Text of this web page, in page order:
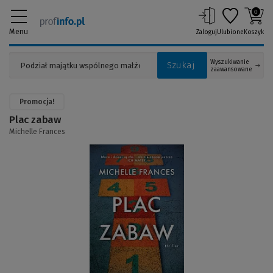
Menu
Szukaj
Wyszukiwanie
zaawansowane
ZalogujUlubione
0
Koszyk
Promocja!
Plac zabaw
Michelle Frances